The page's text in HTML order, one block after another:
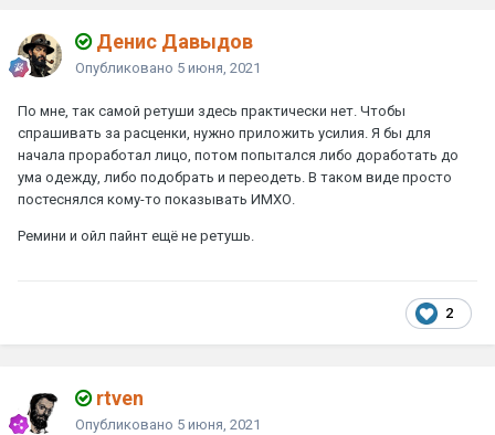
Денис Давыдов
Опубликовано 5 июня, 2021
По мне, так самой ретуши здесь практически нет. Чтобы
спрашивать за расценки, нужно приложить усилия. Я бы для
начала проработал лицо, потом попытался либо доработать до
ума одежду, либо подобрать и переодеть. В таком виде просто
постеснялся кому-то показывать ИМХО.
Ремини и ойл пайнт ещё не ретушь.
2
rtven
Опубликовано 5 июня, 2021